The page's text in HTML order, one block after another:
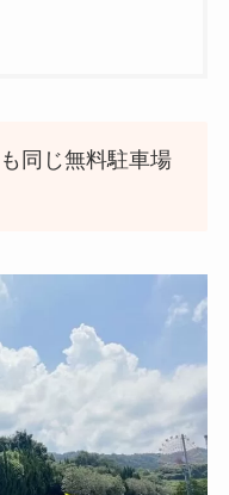
同じ無料駐車場